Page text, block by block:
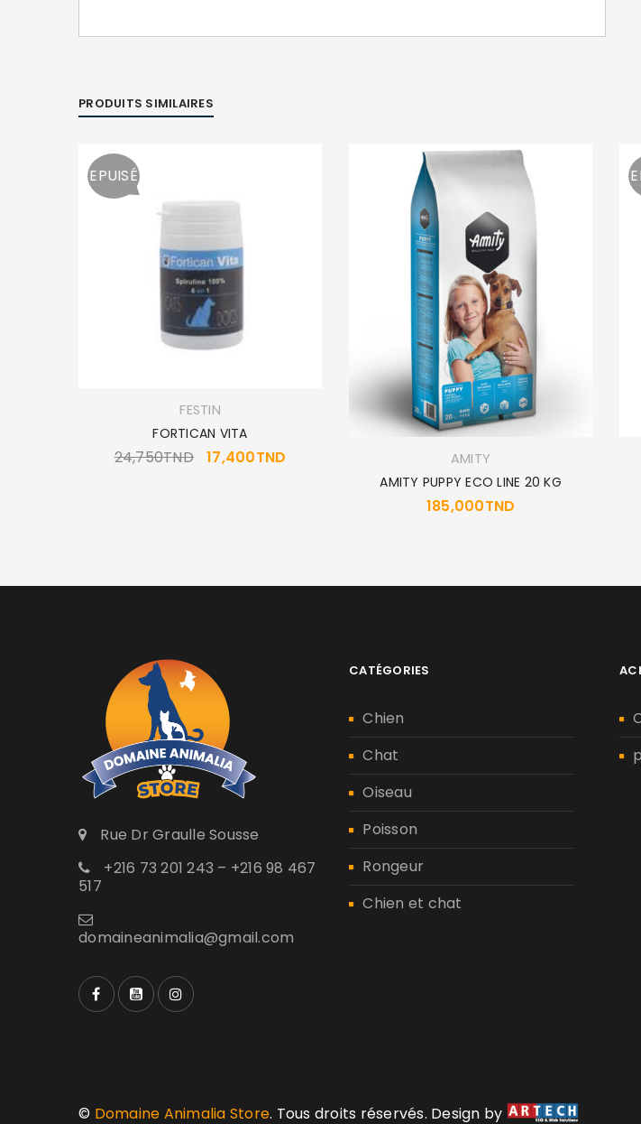
SE CONNECTER
MOT DE PASSE PERDU ?
PRODUITS SIMILAIRES
EPUISÉ
FESTIN
FORTICAN VITA
24,750TND 17,400TND
AMITY
AMITY PUPPY ECO LINE 20 KG
185,000TND
Rue Dr Graulle Sousse
+216 73 201 243 – +216 98 467
517
domaineanimalia@gmail.com
CATÉGORIES
Chien
Chat
Oiseau
Poisson
Rongeur
Chien et chat
© Domaine Animalia Store. Tous droits réservés. Design by